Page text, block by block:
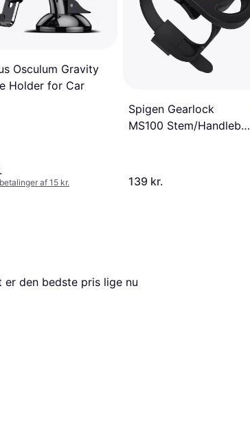
Osculum Gravity
Holder for Car
af 15 kr.
Spigen Gearlock
MS100 Stem/Handlebar
139 kr.
er den bedste pris lige nu